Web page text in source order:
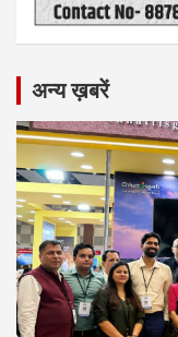
अन्य ख़बरें